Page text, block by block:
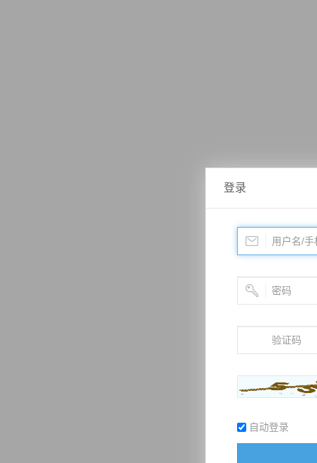
登录
自动登录